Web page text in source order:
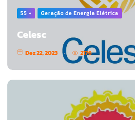
55 + Geração de Energia Elétrica
Celesc
Dez 22, 2023 2176